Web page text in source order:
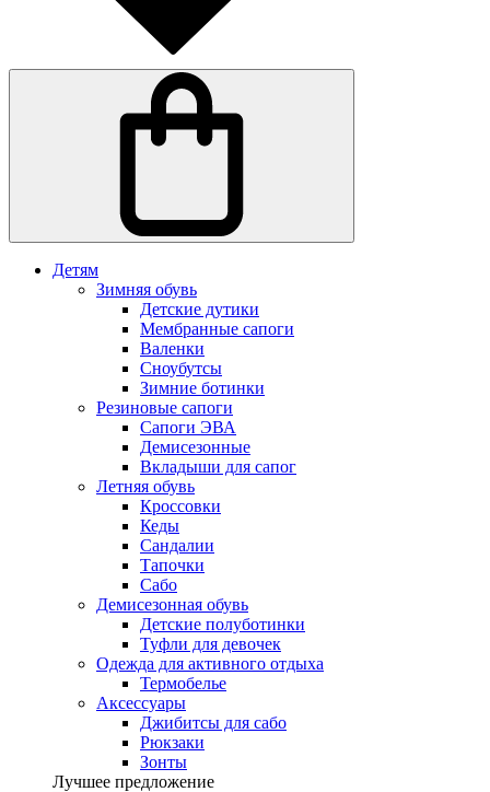
Детям
Зимняя обувь
Детские дутики
Мембранные сапоги
Валенки
Сноубутсы
Зимние ботинки
Резиновые сапоги
Сапоги ЭВА
Демисезонные
Вкладыши для сапог
Летняя обувь
Кроссовки
Кеды
Сандалии
Тапочки
Сабо
Демисезонная обувь
Детские полуботинки
Туфли для девочек
Одежда для активного отдыха
Термобелье
Аксессуары
Джибитсы для сабо
Рюкзаки
Зонты
Лучшее предложение